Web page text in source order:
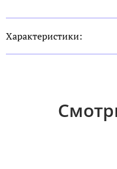
Характеристики: